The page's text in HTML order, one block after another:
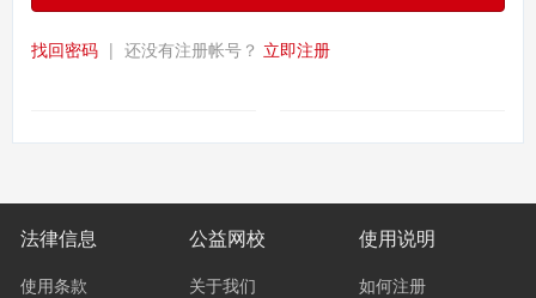
找回密码 | 还没有注册帐号？ 立即注册
法律信息
使用条款
公益网校
关于我们
使用说明
如何注册